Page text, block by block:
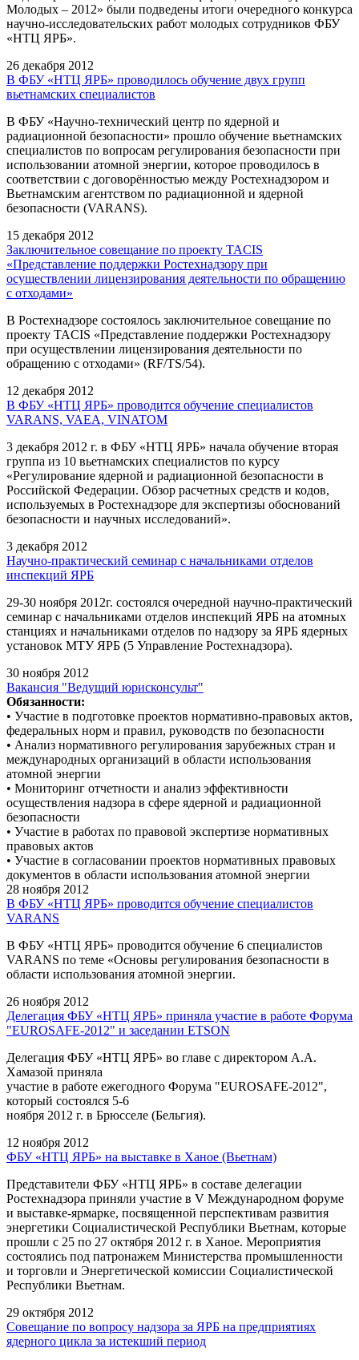
Молодых – 2012» были подведены итоги очередного конкурса
научно-исследовательских работ молодых сотрудников ФБУ
«НТЦ ЯРБ».
26 декабря 2012
В ФБУ «НТЦ ЯРБ» проводилось обучение двух групп
вьетнамских специалистов
В ФБУ «Научно-технический центр по ядерной и
радиационной безопасности» прошло обучение вьетнамских
специалистов по вопросам регулирования безопасности при
использовании атомной энергии, которое проводилось в
соответствии с договорённостью между Ростехнадзором и
Вьетнамским агентством по радиационной и ядерной
безопасности (VARANS).
15 декабря 2012
Заключительное совещание по проекту TACIS
«Представление поддержки Ростехнадзору при
осуществлении лицензирования деятельности по обращению
с отходами»
В Ростехнадзоре состоялось заключительное совещание по
проекту TACIS «Представление поддержки Ростехнадзору
при осуществлении лицензирования деятельности по
обращению с отходами» (RF/TS/54).
12 декабря 2012
В ФБУ «НТЦ ЯРБ» проводится обучение специалистов
VARANS, VAEA, VINATOM
3 декабря 2012 г. в ФБУ «НТЦ ЯРБ» начала обучение вторая
группа из 10 вьетнамских специалистов по курсу
«Регулирование ядерной и радиационной безопасности в
Российской Федерации. Обзор расчетных средств и кодов,
используемых в Ростехнадзоре для экспертизы обоснований
безопасности и научных исследований».
3 декабря 2012
Научно-практический семинар с начальниками отделов
инспекций ЯРБ
29-30 ноября 2012г. состоялся очередной научно-практический
семинар с начальниками отделов инспекций ЯРБ на атомных
станциях и начальниками отделов по надзору за ЯРБ ядерных
установок МТУ ЯРБ (5 Управление Ростехнадзора).
30 ноября 2012
Вакансия "Ведущий юрисконсульт"
Обязанности:
• Участие в подготовке проектов нормативно-правовых актов,
федеральных норм и правил, руководств по безопасности
• Анализ нормативного регулирования зарубежных стран и
международных организаций в области использования
атомной энергии
• Мониторинг отчетности и анализ эффективности
осуществления надзора в сфере ядерной и радиационной
безопасности
• Участие в работах по правовой экспертизе нормативных
правовых актов
• Участие в согласовании проектов нормативных правовых
документов в области использования атомной энергии
28 ноября 2012
В ФБУ «НТЦ ЯРБ» проводится обучение специалистов
VARANS
В ФБУ «НТЦ ЯРБ» проводится обучение 6 специалистов
VARANS по теме «Основы регулирования безопасности в
области использования атомной энергии.
26 ноября 2012
Делегация ФБУ «НТЦ ЯРБ» приняла участие в работе Форума
"EUROSAFE-2012" и заседании ETSON
Делегация ФБУ «НТЦ ЯРБ» во главе с директором А.А.
Хамазой приняла
участие в работе ежегодного Форума "EUROSAFE-2012",
который состоялся 5-6
ноября 2012 г. в Брюсселе (Бельгия).
12 ноября 2012
ФБУ «НТЦ ЯРБ» на выставке в Ханое (Вьетнам)
Представители ФБУ «НТЦ ЯРБ» в составе делегации
Ростехнадзора приняли участие в V Международном форуме
и выставке-ярмарке, посвященной перспективам развития
энергетики Социалистической Республики Вьетнам, которые
прошли с 25 по 27 октября 2012 г. в Ханое. Мероприятия
состоялись под патронажем Министерства промышленности
и торговли и Энергетической комиссии Социалистической
Республики Вьетнам.
29 октября 2012
Совещание по вопросу надзора за ЯРБ на предприятиях
ядерного цикла за истекший период